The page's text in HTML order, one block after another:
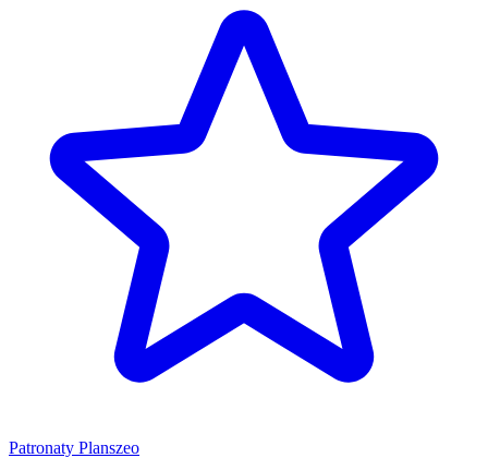
Patronaty Planszeo